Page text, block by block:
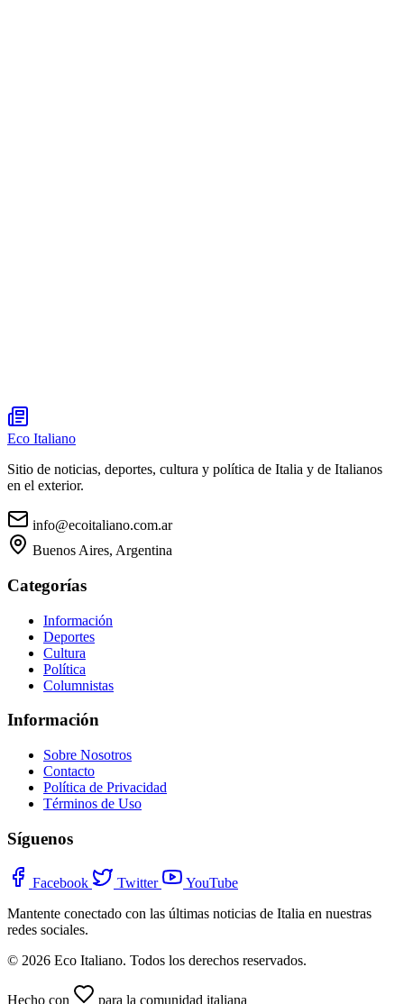
Eco Italiano
Sitio de noticias, deportes, cultura y política de Italia y de Italianos
en el exterior.
info@ecoitaliano.com.ar
Buenos Aires, Argentina
Categorías
Información
Deportes
Cultura
Política
Columnistas
Información
Sobre Nosotros
Contacto
Política de Privacidad
Términos de Uso
Síguenos
Facebook Twitter
YouTube
Mantente conectado con las últimas noticias de Italia en nuestras
redes sociales.
© 2026 Eco Italiano. Todos los derechos reservados.
Hecho con para la comunidad italiana